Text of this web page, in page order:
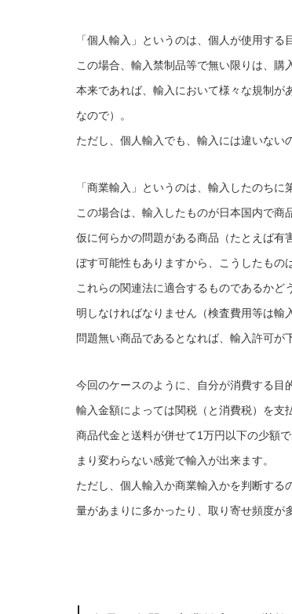
「個人輸入」というのは、個人が使用する
この場合、輸入禁制品等で無い限りは、購
本来であれば、輸入において様々な規制が
なので）。
ただし、個人輸入でも、輸入には違いない
「商業輸入」というのは、輸入したのちに
この場合は、輸入したものが日本国内で商
仮に何らかの問題がある商品（たとえば有
ぼす可能性もありますから、こうしたもの
これらの関連法に適合するものであるか
明しなければなりません（検査費用等は輸
問題無い商品であるとなれば、輸入許可が
今回のケースのように、自分が消費する目
輸入金額によっては関税（と消費税）を支
商品代金と送料が併せて1万円以下の少額
まり変わらない感覚で輸入が出来ます。
ただし、個人輸入か商業輸入かを判断する
量があまりに多かったり、取り寄せ頻度が